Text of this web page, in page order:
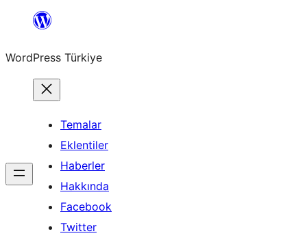
İçeriğe
WordPress Türkiye
Temalar
Eklentiler
Haberler
Hakkında
Facebook
Twitter